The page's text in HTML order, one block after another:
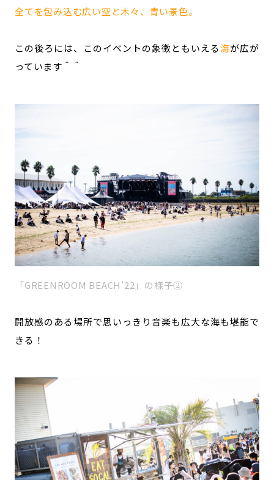
全てを包み込む広い空と木々、青い景色。
この後ろには、このイベントの象徴ともいえる海が広が
っています＾＾
「GREENROOM BEACH’22」の様子②
開放感のある場所で思いっきり音楽も広大な海も堪能で
きる！